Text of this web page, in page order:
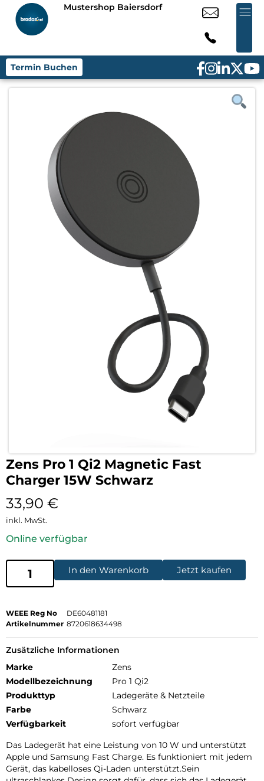
Mustershop Baiersdorf
Termin Buchen
Zens Pro 1 Qi2 Magnetic Fast
Charger 15W Schwarz
33,90 €
inkl. MwSt.
Online verfügbar
In den Warenkorb Jetzt kaufen
WEEE Reg No
DE60481181
Artikelnummer 8720618634498
Zusätzliche Informationen
Marke
Zens
Modellbezeichnung
Pro 1 Qi2
Produkttyp
Ladegeräte & Netzteile
Farbe
Schwarz
Verfügbarkeit
sofort verfügbar
Das Ladegerät hat eine Leistung von 10 W und unterstützt
Apple und Samsung Fast Charge. Es funktioniert mit jedem
Gerät, das kabelloses Qi-Laden unterstützt.Sein